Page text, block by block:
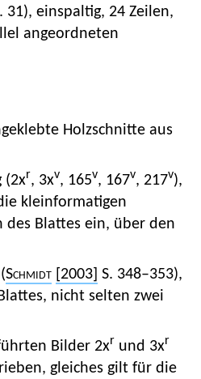
31), einspaltig, 24 Zeilen,
angeordneten
Holzschnitte aus
(2xr, 3xv, 165v, 167v, 217v),
kleinformatigen
des Blattes ein, über den
(Schmidt [2003] S. 348–353),
nicht selten zwei
Bilder 2xr und 3xr
gleiches gilt für die